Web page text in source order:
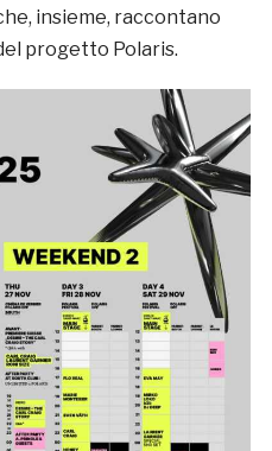
insieme, raccontano
progetto Polaris.